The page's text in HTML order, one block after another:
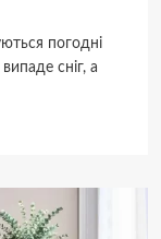
погодні
сніг, а